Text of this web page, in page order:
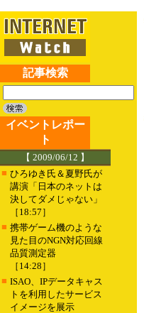
記事検索
イベントレポー
ト
【 2009/06/12 】
■ ひろゆき氏＆夏野氏が
講演「日本のネットは
決してダメじゃない」
［18:57］
■ 携帯ゲーム機のような
見た目のNGN対応回線
品質測定器
［14:28］
■ ISAO、IPデータキャス
トを利用したサービス
イメージを展示